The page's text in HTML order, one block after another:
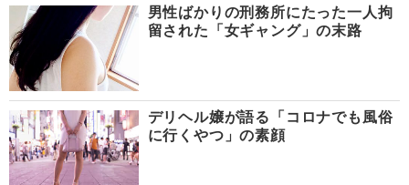
男性ばかりの刑務所にたった一人拘
留された「女ギャング」の末路
デリヘル嬢が語る「コロナでも風俗
に行くやつ」の素顔